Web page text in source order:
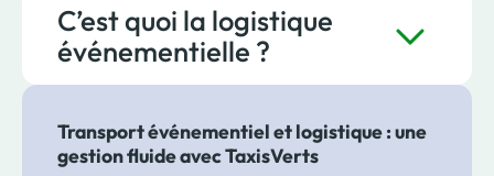
C’est quoi la logistique
événementielle ?
Transport événementiel et logistique : une
gestion fluide avec TaxisVerts